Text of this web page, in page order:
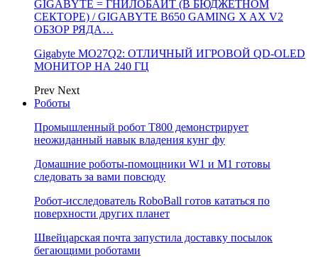
GIGABYTE = ГНИЛОБАЙТ (В БЮДЖЕТНОМ
СЕКТОРЕ) / GIGABYTE B650 GAMING X AX V2
ОБЗОР РЯДА…
Gigabyte MO27Q2: ОТЛИЧНЫЙ ИГРОВОЙ QD-OLED
МОНИТОР НА 240 ГЦ
Prev Next
Роботы
Промышленный робот Т800 демонстрирует
неожиданный навык владения кунг фу
Домашние роботы-помощники W1 и M1 готовы
следовать за вами повсюду
Робот-исследователь RoboBall готов кататься по
поверхности других планет
Швейцарская почта запустила доставку посылок
бегающими роботами